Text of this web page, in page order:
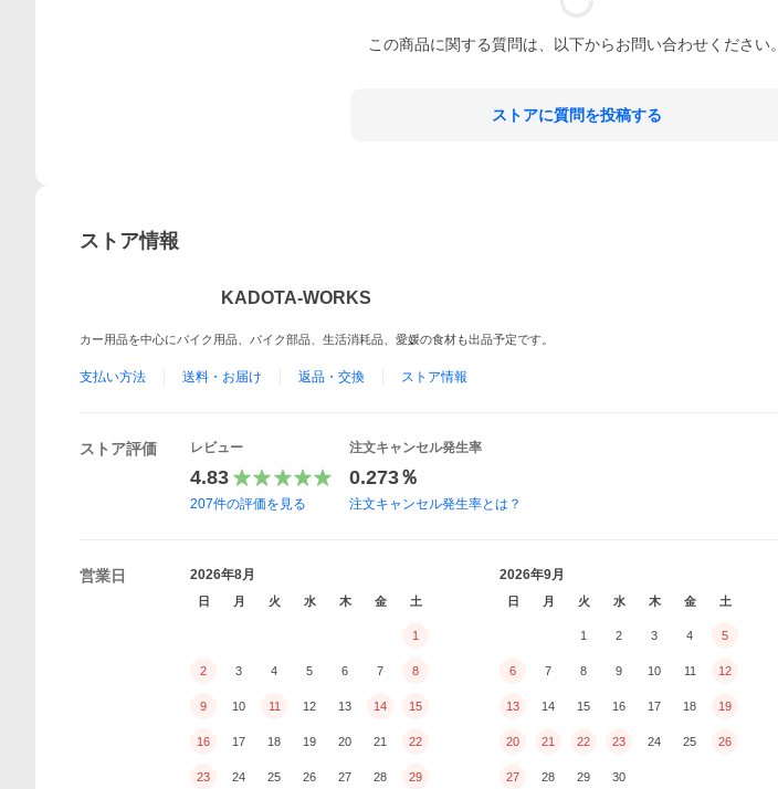
この商品に関する質問は、以下からお問い合わせください。
ストアに質問を投稿する
ストア情報
KADOTA-WORKS
カー用品を中心にバイク用品、バイク部品、生活消耗品、愛媛の食材も出品予定です。
支払い方法 送料・お届け 返品・交換 ストア情報
ストア評価 レビュー
4.83
207件の評価を見る
注文キャンセル発生率
0.273％
注文キャンセル発生率とは？
営業日 2026年8月
日 月 火 水 木 金 土
1
2 3 4 5 6 7 8
9 10 11 12 13 14 15
16 17 18 19 20 21 22
23 24 25 26 27 28 29
2026年9月
日 月 火 水 木 金 土
1 2 3 4 5
6 7 8 9 10 11 12
13 14 15 16 17 18 19
20 21 22 23 24 25 26
27 28 29 30